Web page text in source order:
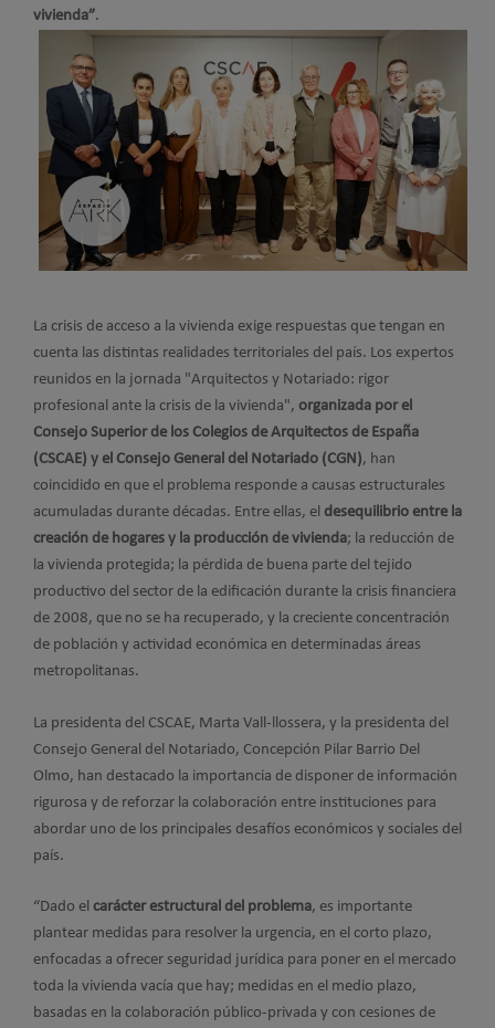
vivienda”.
La crisis de acceso a la vivienda exige respuestas que tengan en
cuenta las distintas realidades territoriales del país. Los expertos
reunidos en la jornada "Arquitectos y Notariado: rigor
profesional ante la crisis de la vivienda", organizada por el
Consejo Superior de los Colegios de Arquitectos de España
(CSCAE) y el Consejo General del Notariado (CGN), han
coincidido en que el problema responde a causas estructurales
acumuladas durante décadas. Entre ellas, el desequilibrio entre la
creación de hogares y la producción de vivienda; la reducción de
la vivienda protegida; la pérdida de buena parte del tejido
productivo del sector de la edificación durante la crisis financiera
de 2008, que no se ha recuperado, y la creciente concentración
de población y actividad económica en determinadas áreas
metropolitanas.
La presidenta del CSCAE, Marta Vall-llossera, y la presidenta del
Consejo General del Notariado, Concepción Pilar Barrio Del
Olmo, han destacado la importancia de disponer de información
rigurosa y de reforzar la colaboración entre instituciones para
abordar uno de los principales desafíos económicos y sociales del
país.
“Dado el carácter estructural del problema, es importante
plantear medidas para resolver la urgencia, en el corto plazo,
enfocadas a ofrecer seguridad jurídica para poner en el mercado
toda la vivienda vacía que hay; medidas en el medio plazo,
basadas en la colaboración público-privada y con cesiones de